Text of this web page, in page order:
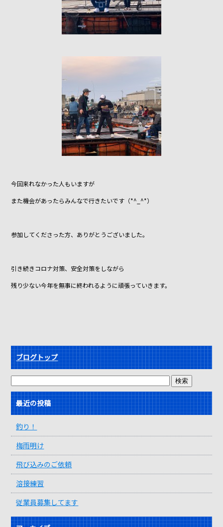
今回来れなかった人もいますが
また機会があったらみんなで行きたいです（*^_^*）
参加してくださった方、ありがとうございました。
引き続きコロナ対策、安全対策をしながら
残り少ない今年を無事に終われるように頑張っていきます。
ブログトップ
最近の投稿
釣り！
梅雨明け
飛び込みのご依頼
溶接練習
従業員募集してます